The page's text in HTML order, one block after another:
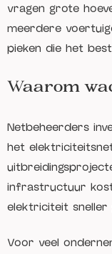
vragen grote
meerdere
pieken die het
Waarom
Netbeheerders
het
infrastructuur
elektriciteit
Voor veel